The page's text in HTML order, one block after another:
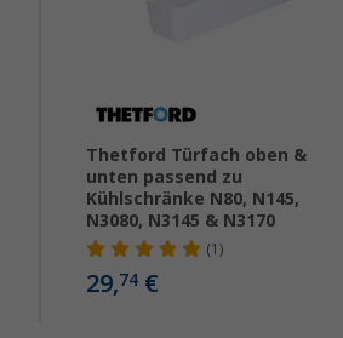
Thetford Türfach oben &
unten passend zu
Kühlschränke N80, N145,
N3080, N3145 & N3170
(1)
29,74 €